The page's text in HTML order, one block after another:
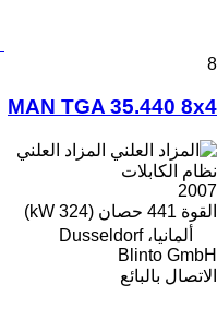
8
MAN TGA 35.440 8x4
المزاد العلني
نظام الكابلات
2007
القوة 441 حصان (324 kW)
ألمانيا، Dusseldorf
Blinto GmbH
الاتصال بالبائع